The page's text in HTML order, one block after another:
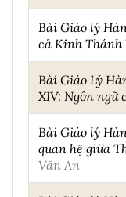
Bài Giáo lý
cả Kinh Thánh
Bài Giáo Lý
XIV: Ngôn ngữ
Bài Giáo lý
quan hệ giữa
Văn An